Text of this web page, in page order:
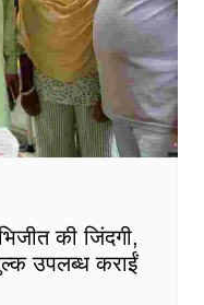
की जिंदगी,
उपलब्ध कराईं